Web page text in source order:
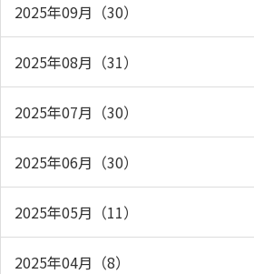
2025年09月（30）
2025年08月（31）
2025年07月（30）
2025年06月（30）
2025年05月（11）
2025年04月（8）